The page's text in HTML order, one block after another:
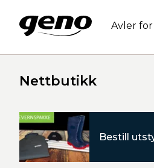
Avler
Nettbutikk
Bestill